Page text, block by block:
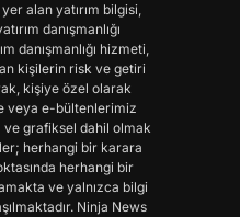
alan yatırım bilgisi,
danışmanlığı
danışmanlığı hizmeti,
kişilerin risk ve getiri
kişiye özel olarak
veya e-bültenlerimiz
ve grafiksel dahil olmak
herhangi bir karara
herhangi bir
ve yalnızca bilgi
Ninja News